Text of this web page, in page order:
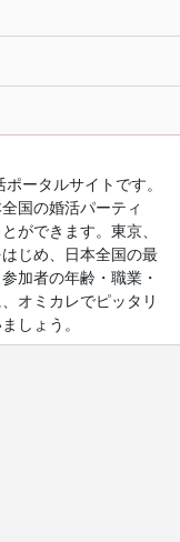
ータルサイトです。
国の婚活パーティ
ができます。東京、
じめ、日本全国の最
加者の年齢・職業・
オミカレでピッタリ
しょう。